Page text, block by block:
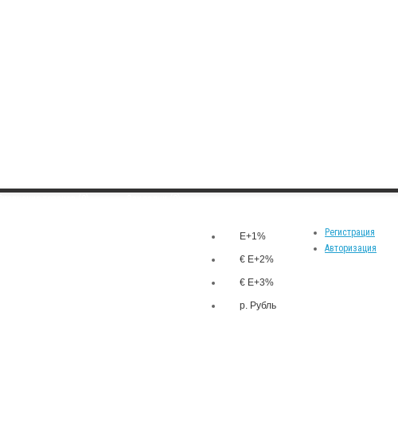
Регистрация
Авторизация
E+1%
€ E+2%
€ E+3%
р. Рубль